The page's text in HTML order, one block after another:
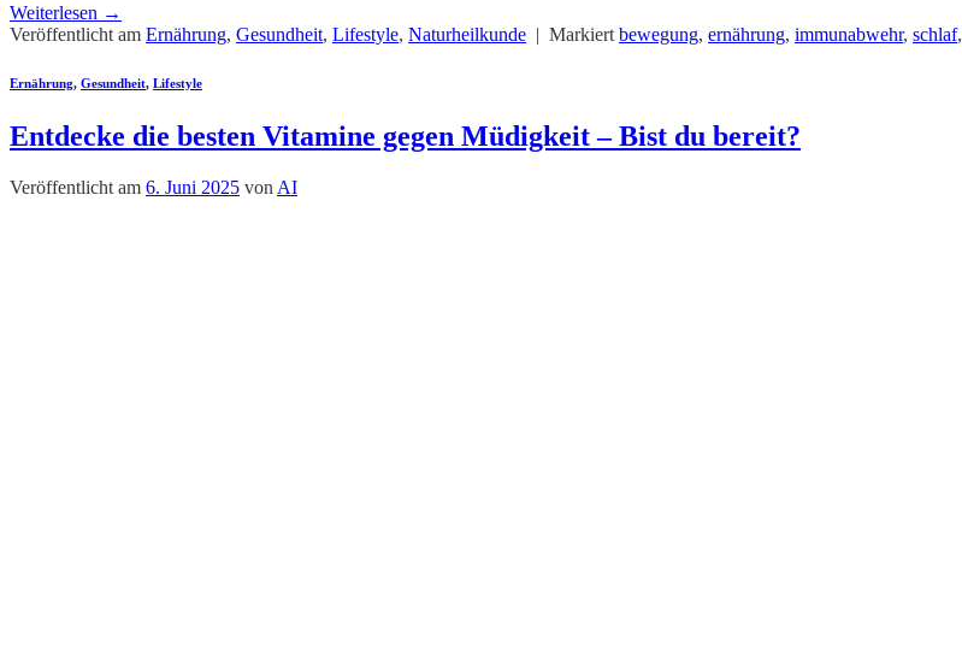
Weiterlesen →
Veröffentlicht am Ernährung, Gesundheit, Lifestyle, Naturheilkunde | Markiert bewegung, ernährung, immunabwehr, schlaf,
Ernährung, Gesundheit, Lifestyle
Entdecke die besten Vitamine gegen Müdigkeit – Bist du bereit?
Veröffentlicht am 6. Juni 2025 von AI